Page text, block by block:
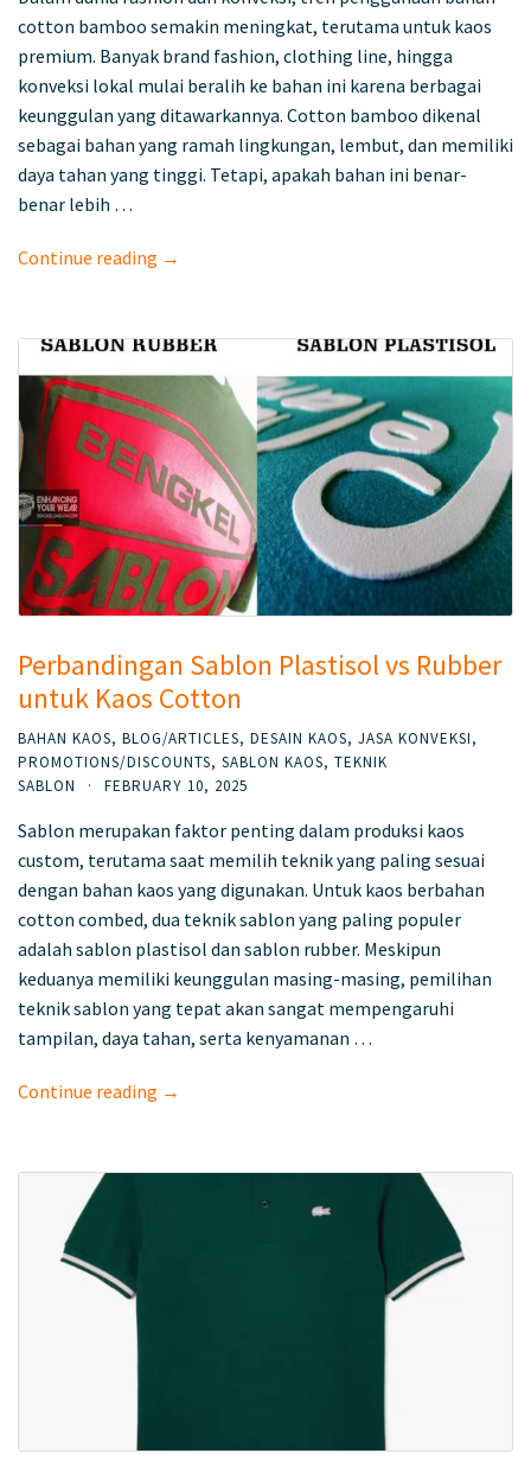
cotton bamboo semakin meningkat, terutama untuk kaos
premium. Banyak brand fashion, clothing line, hingga
konveksi lokal mulai beralih ke bahan ini karena berbagai
keunggulan yang ditawarkannya. Cotton bamboo dikenal
sebagai bahan yang ramah lingkungan, lembut, dan memiliki
daya tahan yang tinggi. Tetapi, apakah bahan ini benar-
benar lebih …
Continue reading →
Perbandingan Sablon Plastisol vs Rubber
untuk Kaos Cotton
BAHAN KAOS, BLOG/ARTICLES, DESAIN KAOS, JASA KONVEKSI,
PROMOTIONS/DISCOUNTS, SABLON KAOS, TEKNIK
SABLON
· FEBRUARY 10, 2025
Sablon merupakan faktor penting dalam produksi kaos
custom, terutama saat memilih teknik yang paling sesuai
dengan bahan kaos yang digunakan. Untuk kaos berbahan
cotton combed, dua teknik sablon yang paling populer
adalah sablon plastisol dan sablon rubber. Meskipun
keduanya memiliki keunggulan masing-masing, pemilihan
teknik sablon yang tepat akan sangat mempengaruhi
tampilan, daya tahan, serta kenyamanan …
Continue reading →